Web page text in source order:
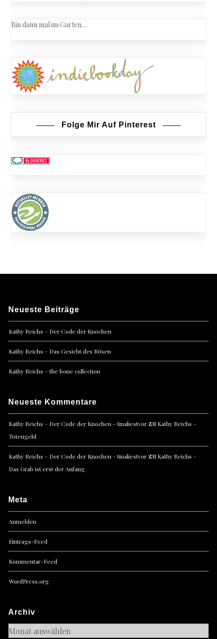
Bin dann mal im Garten…
Folge Mir Auf Pinterest
Neueste Beiträge
Kathy Reichs – Der Code der Knochen
Kathy Reichs – Das Gesicht des Bösen
Kathy Reichs – the bone collection
Neueste Kommentare
Kathy Reichs – Der Code der Knochen - tinaliestvorzu Kathy Reichs –
Totengeld
Kathy Reichs – Der Code der Knochen - tinaliestvorzu Kathy Reichs –
Das Grab ist erst der Anfang
Meta
Anmelden
Eintrags-Feed
Kommentar-Feed
WordPress.org
Archiv
Archiv